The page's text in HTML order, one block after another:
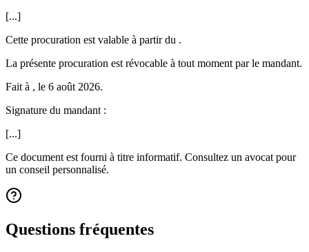
[...]
Cette procuration est valable à partir du .
La présente procuration est révocable à tout moment par le mandant.
Fait à , le 6 août 2026.
Signature du mandant :
[...]
Ce document est fourni à titre informatif. Consultez un avocat pour
un conseil personnalisé.
Questions fréquentes